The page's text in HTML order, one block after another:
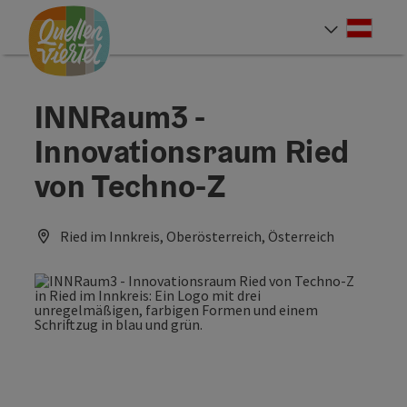
Zum Inhalt
Zur Navigation
Zum Seitenanfang
INNRaum3 -
Innovationsraum Ried
von Techno-Z
Ried im Innkreis, Oberösterreich, Österreich